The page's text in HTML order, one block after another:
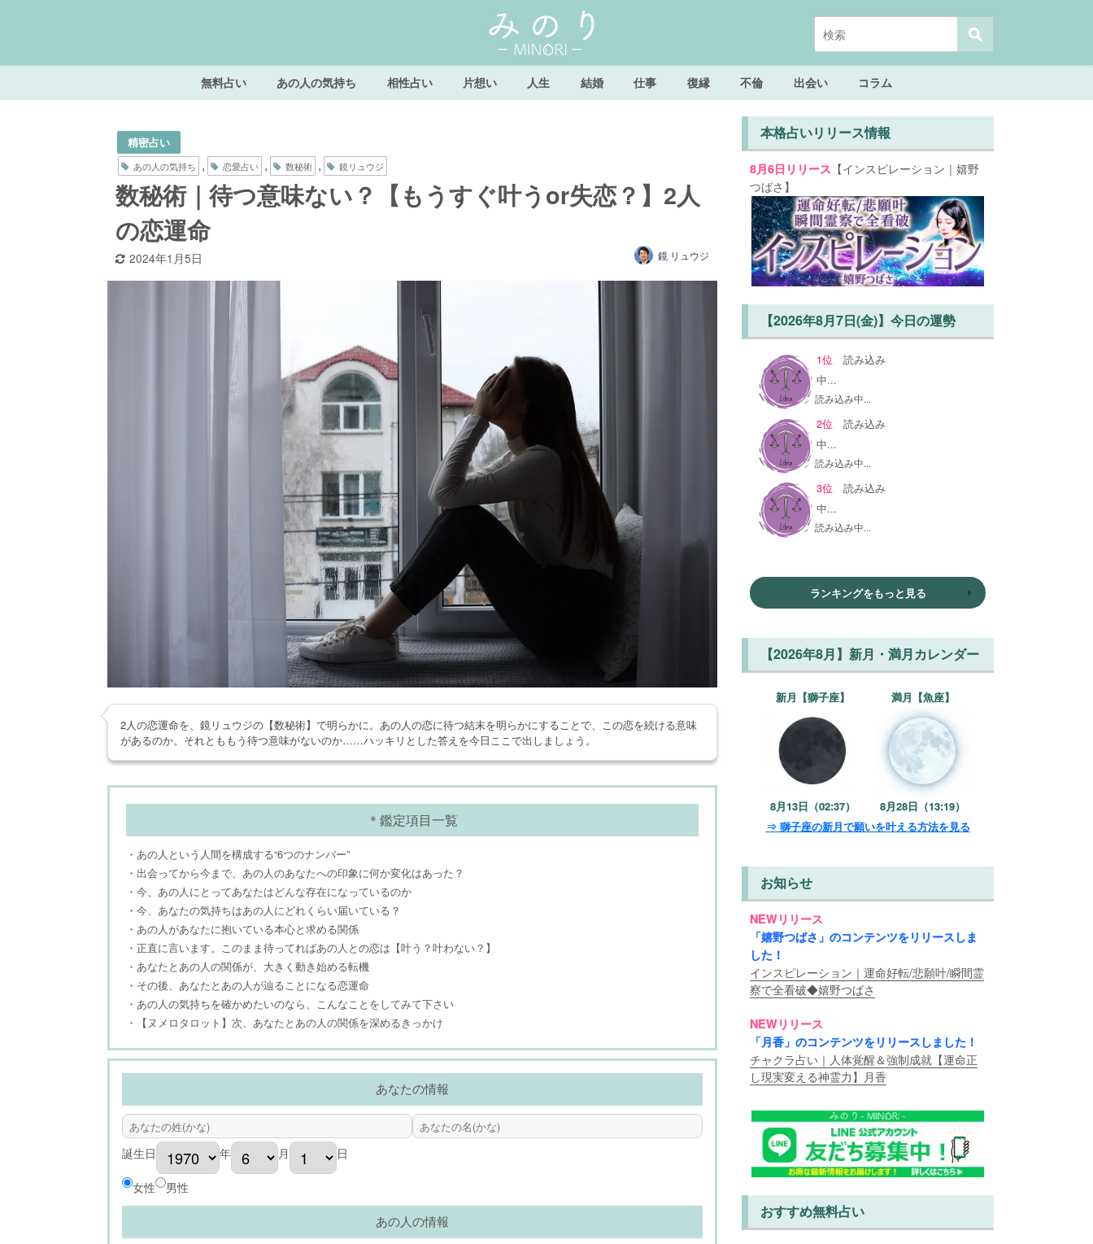
無料占い あの人の気持ち 相性占い 片想い 人生 結婚 仕事 復縁 不倫 出会い コラム
精密占い
あの人の気持ち , 恋愛占い , 数秘術 , 鏡リュウジ
数秘術｜待つ意味ない？【もうすぐ叶うor失恋？】2人
の恋運命
2024年1月5日 鏡 リュウジ
2人の恋運命を、鏡リュウジの【数秘術】で明らかに。あの人の恋に待つ結末を明らかにすることで、この恋を続ける意味
があるのか。それとももう待つ意味がないのか……ハッキリとした答えを今日ここで出しましょう。
＊鑑定項目一覧
・あの人という人間を構成する“6つのナンバー”
・出会ってから今まで、あの人のあなたへの印象に何か変化はあった？
・今、あの人にとってあなたはどんな存在になっているのか
・今、あなたの気持ちはあの人にどれくらい届いている？
・あの人があなたに抱いている本心と求める関係
・正直に言います。このまま待ってればあの人との恋は【叶う？叶わない？】
・あなたとあの人の関係が、大きく動き始める転機
・その後、あなたとあの人が辿ることになる恋運命
・あの人の気持ちを確かめたいのなら、こんなことをしてみて下さい
・【ヌメロタロット】次、あなたとあの人の関係を深めるきっかけ
あなたの情報
誕生日 年 月 日
女性 男性
あの人の情報
本格占いリリース情報
8月6日リリース 【インスピレーション｜嬉野
つばさ】
【2026年8月7日(金)】今日の運勢
1位読み込み
中...
読み込み中...
2位読み込み
中...
読み込み中...
3位読み込み
中...
読み込み中...
ランキングをもっと見る
【2026年8月】新月・満月カレンダー
新月【獅子座】
8月13日（02:37）
満月【魚座】
8月28日（13:19）
⇒ 獅子座の新月で願いを叶える方法を見る
お知らせ
NEWリリース
「嬉野つばさ」のコンテンツをリリースしま
した！
インスピレーション｜運命好転/悲願叶/瞬間霊
察で全看破◆嬉野つばさ
NEWリリース
「月香」のコンテンツをリリースしました！
チャクラ占い｜人体覚醒＆強制成就【運命正
し現実変える神霊力】月香
おすすめ無料占い